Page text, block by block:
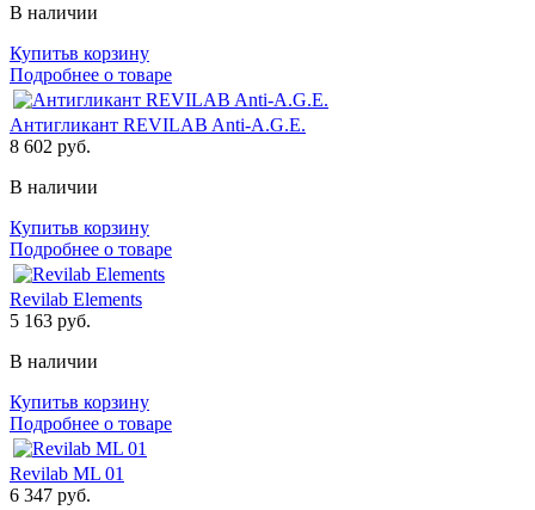
В наличии
Купитьв корзину
Подробнее о товаре
Антигликант REVILAB Anti-A.G.E.
8 602 руб.
В наличии
Купитьв корзину
Подробнее о товаре
Revilab Elements
5 163 руб.
В наличии
Купитьв корзину
Подробнее о товаре
Revilab ML 01
6 347 руб.